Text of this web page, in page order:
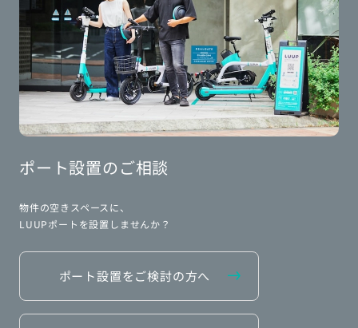
ポート設置のご相談
物件の空きスペースに、
LUUPポートを設置しませんか？
ポート設置をご検討の方へ